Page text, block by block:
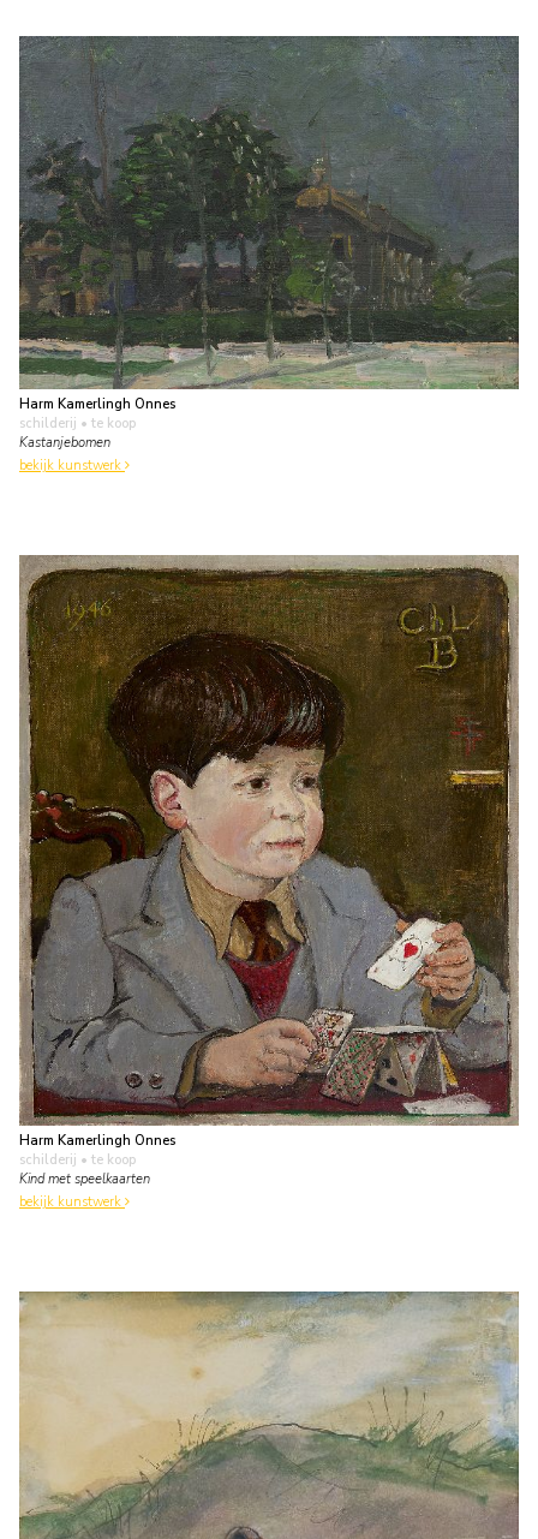
Harm Kamerlingh Onnes
schilderij • te koop
Kastanjebomen
bekijk kunstwerk
Harm Kamerlingh Onnes
schilderij • te koop
Kind met speelkaarten
bekijk kunstwerk